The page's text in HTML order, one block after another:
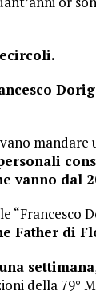
vanno dal
“Francesco
Father di
settimana
della 79°